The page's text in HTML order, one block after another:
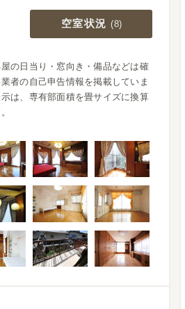
空室状況 (8)
の日当り・窓向き・備品などは確
者の自己申告情報を掲載していま
は、専有部面積を畳サイズに換算